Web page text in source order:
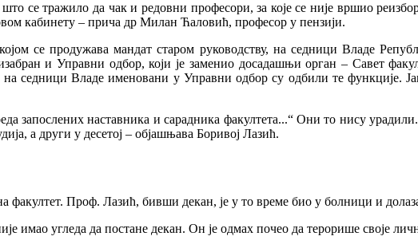
се тражило да чак и редовни професори, за које се није вршио
кабинету – прича др Милан Ћаловић, професор у пензији.
се продужава мандат старом руководству, на седници Владе
и Управни одбор, који је заменио досадашњи орган – Савет
седници Владе именовани у Управни одбор су одбили те функције.
запослених наставника и сарадника факултета...“ Они то нису
а други у десетој – објашњава Боривој Лазић.
факултет. Проф. Лазић, бивши декан, је у то време био у болници и
имао угледа да постане декан. Он је одмах почео да терорише своје